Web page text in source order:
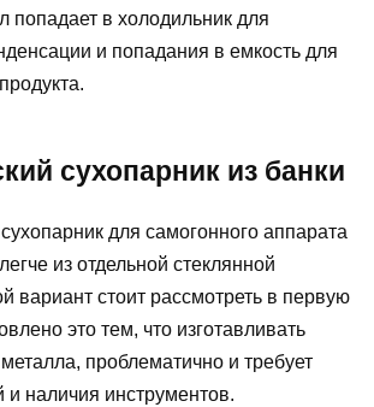
попадает в холодильник для
и попадания в емкость для
сухопарник из банки
для самогонного аппарата
из отдельной стеклянной
вариант стоит рассмотреть в первую
это тем, что изготавливать
проблематично и требует
и наличия инструментов.